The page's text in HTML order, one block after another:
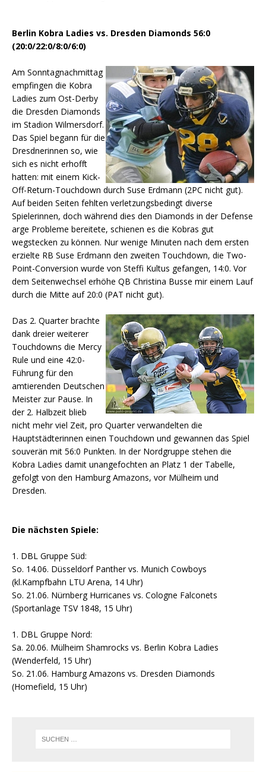
Berlin Kobra Ladies vs. Dresden Diamonds 56:0
(20:0/22:0/8:0/6:0)
Am Sonntagnachmittag
empfingen die Kobra
Ladies zum Ost-Derby
die Dresden Diamonds
im Stadion Wilmersdorf.
Das Spiel begann für die
Dresdnerinnen so, wie
sich es nicht erhofft
hatten: mit einem Kick-
Off-Return-Touchdown durch Suse Erdmann (2PC nicht gut).
Auf beiden Seiten fehlten verletzungsbedingt diverse
Spielerinnen, doch während dies den Diamonds in der Defense
arge Probleme bereitete, schienen es die Kobras gut
wegstecken zu können. Nur wenige Minuten nach dem ersten
erzielte RB Suse Erdmann den zweiten Touchdown, die Two-
Point-Conversion wurde von Steffi Kultus gefangen, 14:0. Vor
dem Seitenwechsel erhöhe QB Christina Busse mir einem Lauf
durch die Mitte auf 20:0 (PAT nicht gut).
Das 2. Quarter brachte
dank dreier weiterer
Touchdowns die Mercy
Rule und eine 42:0-
Führung für den
amtierenden Deutschen
Meister zur Pause. In
der 2. Halbzeit blieb
nicht mehr viel Zeit, pro Quarter verwandelten die
Hauptstädterinnen einen Touchdown und gewannen das Spiel
souverän mit 56:0 Punkten. In der Nordgruppe stehen die
Kobra Ladies damit unangefochten an Platz 1 der Tabelle,
gefolgt von den Hamburg Amazons, vor Mülheim und
Dresden.
Die nächsten Spiele:
1. DBL Gruppe Süd:
So. 14.06. Düsseldorf Panther vs. Munich Cowboys
(kl.Kampfbahn LTU Arena, 14 Uhr)
So. 21.06. Nürnberg Hurricanes vs. Cologne Falconets
(Sportanlage TSV 1848, 15 Uhr)
1. DBL Gruppe Nord:
Sa. 20.06. Mülheim Shamrocks vs. Berlin Kobra Ladies
(Wenderfeld, 15 Uhr)
So. 21.06. Hamburg Amazons vs. Dresden Diamonds
(Homefield, 15 Uhr)